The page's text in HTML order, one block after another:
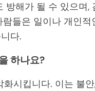
방해가 될 수 있으며
들은 일이나 개인
다.
하나요?
시킵니다. 이는 불